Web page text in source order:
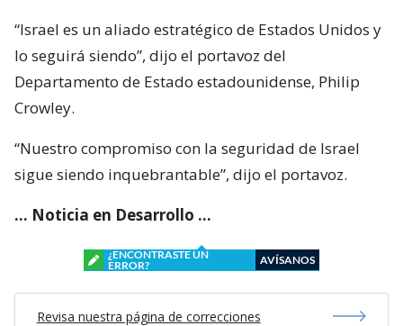
“Israel es un aliado estratégico de Estados Unidos y
lo seguirá siendo”, dijo el portavoz del
Departamento de Estado estadounidense, Philip
Crowley.
“Nuestro compromiso con la seguridad de Israel
sigue siendo inquebrantable”, dijo el portavoz.
… Noticia en Desarrollo …
¿ENCONTRASTE UN
ERROR?
AVÍSANOS
Revisa nuestra página de correcciones